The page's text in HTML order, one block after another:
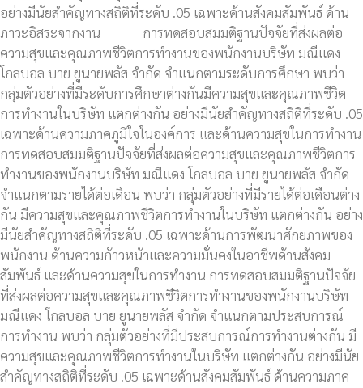
อย่างมีนัยสำคัญทางสถิติที่ระดับ .05 เฉพาะด้านสังคมสัมพันธ์ ด้าน
ภาวะอิสระจากงาน การทดสอบสมมติฐานปัจจัยที่ส่งผลต่อ
ความสุขและคุณภาพชีวิตการทำงานของพนักงานบริษัท มณีแดง
โกลบอล บาย ยูนายพลัส จำกัด จำแนกตามระดับการศึกษา พบว่า
กลุ่มตัวอย่างที่มีระดับการศึกษาต่างกันมีความสุขและคุณภาพชีวิต
การทำงานในบริษัท แตกต่างกัน อย่างมีนัยสำคัญทางสถิติที่ระดับ .05
เฉพาะด้านความภาคภูมิใจในองค์การ และด้านความสุขในการทำงาน
การทดสอบสมมติฐานปัจจัยที่ส่งผลต่อความสุขและคุณภาพชีวิตการ
ทำงานของพนักงานบริษัท มณีแดง โกลบอล บาย ยูนายพลัส จำกัด
จำแนกตามรายได้ต่อเดือน พบว่า กลุ่มตัวอย่างที่มีรายได้ต่อเดือนต่าง
กัน มีความสุขและคุณภาพชีวิตการทำงานในบริษัท แตกต่างกัน อย่าง
มีนัยสำคัญทางสถิติที่ระดับ .05 เฉพาะด้านการพัฒนาศักยภาพของ
พนักงาน ด้านความก้าวหน้าและความมั่นคงในอาชีพด้านสังคม
สัมพันธ์ และด้านความสุขในการทำงาน การทดสอบสมมติฐานปัจจัย
ที่ส่งผลต่อความสุขและคุณภาพชีวิตการทำงานของพนักงานบริษัท
มณีแดง โกลบอล บาย ยูนายพลัส จำกัด จำแนกตามประสบการณ์
การทำงาน พบว่า กลุ่มตัวอย่างที่มีประสบการณ์การทำงานต่างกัน มี
ความสุขและคุณภาพชีวิตการทำงานในบริษัท แตกต่างกัน อย่างมีนัย
สำคัญทางสถิติที่ระดับ .05 เฉพาะด้านสังคมสัมพันธ์ ด้านความภาค